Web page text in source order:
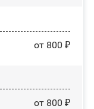
от 800 ₽
от 800 ₽